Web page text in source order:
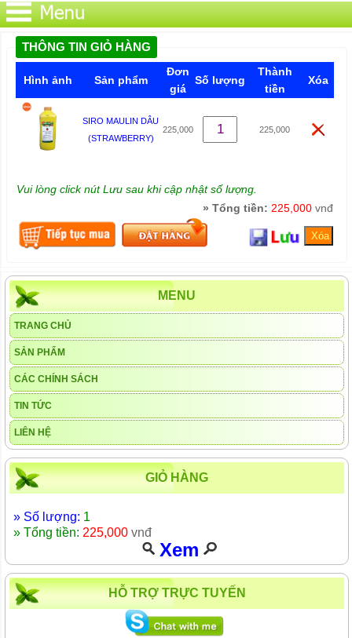
THÔNG TIN GIỎ HÀNG
Hình ảnh Sản phẩm
Đơn
giá
Số lượng
Thành
tiền
Xóa
SIRO MAULIN DÂU
(STRAWBERRY)
225,000 225,000
Vui lòng click nút Lưu sau khi cập nhật số lượng.
» Tổng tiền: 225,000vnđ
MENU
TRANG CHỦ
SẢN PHẨM
CÁC CHÍNH SÁCH
TIN TỨC
LIÊN HỆ
GIỎ HÀNG
» Số lượng: 1
» Tổng tiền: 225,000 vnđ
Xem
HỖ TRỢ TRỰC TUYẾN